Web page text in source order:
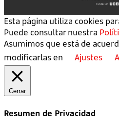
Esta página utiliza cookies
Puede consultar nuestra
Asumimos que está de
modificarlas en
Ajustes
Cerrar
Resumen de Privacidad